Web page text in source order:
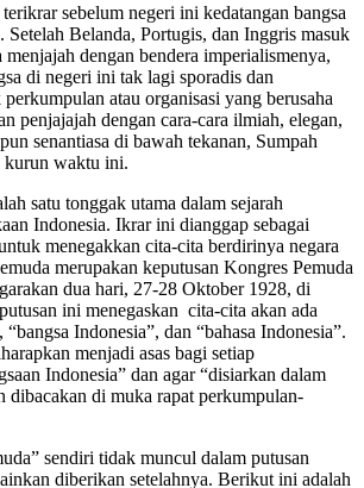
sebelum negeri ini kedatangan bangsa
Belanda, Portugis, dan Inggris masuk
menjajah dengan bendera imperialismenya,
di negeri ini tak lagi sporadis dan
atau organisasi yang berusaha
penjajajah dengan cara-cara ilmiah, elegan,
senantiasa di bawah tekanan, Sumpah
kurun waktu ini.
satu tonggak utama dalam sejarah
Indonesia. Ikrar ini dianggap sebagai
menegakkan cita-cita berdirinya negara
merupakan keputusan Kongres Pemuda
dua hari, 27-28 Oktober 1928, di
ini menegaskan cita-cita akan ada
Indonesia”, dan “bahasa Indonesia”.
menjadi asas bagi setiap
Indonesia” dan agar “disiarkan dalam
dibacakan di muka rapat perkumpulan-
sendiri tidak muncul dalam putusan
diberikan setelahnya. Berikut ini adalah